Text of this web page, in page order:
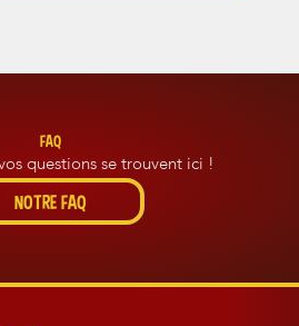
FAQ
questions se trouvent ici !
NOTRE FAQ